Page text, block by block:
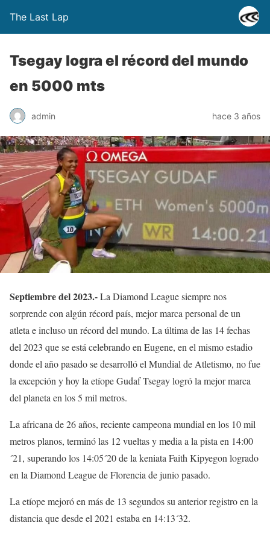
The Last Lap
Tsegay logra el récord del mundo
en 5000 mts
admin hace 3 años
Septiembre del 2023.-La Diamond League siempre nos
sorprende con algún récord país, mejor marca personal de un
atleta e incluso un récord del mundo. La última de las 14 fechas
del 2023 que se está celebrando en Eugene, en el mismo estadio
donde el año pasado se desarrolló el Mundial de Atletismo, no fue
la excepción y hoy la etíope Gudaf Tsegay logró la mejor marca
del planeta en los 5 mil metros.
La africana de 26 años, reciente campeona mundial en los 10 mil
metros planos, terminó las 12 vueltas y media a la pista en 14:00
´21, superando los 14:05´20 de la keniata Faith Kipyegon logrado
en la Diamond League de Florencia de junio pasado.
La etíope mejoró en más de 13 segundos su anterior registro en la
distancia que desde el 2021 estaba en 14:13´32.